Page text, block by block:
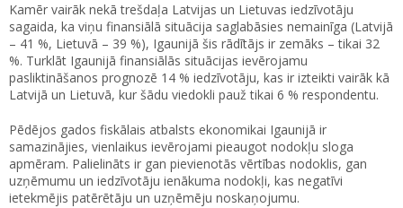
Kamēr vairāk nekā trešdaļa Latvijas un Lietuvas iedzīvotāju
sagaida, ka viņu finansiālā situācija saglabāsies nemainīga (Latvijā
– 41 %, Lietuvā – 39 %), Igaunijā šis rādītājs ir zemāks – tikai 32
%. Turklāt Igaunijā finansiālās situācijas ievērojamu
pasliktināšanos prognozē 14 % iedzīvotāju, kas ir izteikti vairāk kā
Latvijā un Lietuvā, kur šādu viedokli pauž tikai 6 % respondentu.
Pēdējos gados fiskālais atbalsts ekonomikai Igaunijā ir
samazinājies, vienlaikus ievērojami pieaugot nodokļu sloga
apmēram. Palielināts ir gan pievienotās vērtības nodoklis, gan
uzņēmumu un iedzīvotāju ienākuma nodokļi, kas negatīvi
ietekmējis patērētāju un uzņēmēju noskaņojumu.